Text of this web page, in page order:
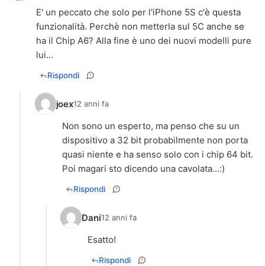
E' un peccato che solo per l'iPhone 5S c'è questa
funzionalità. Perchè non metterla sul 5C anche se
ha il Chip A6? Alla fine è uno dei nuovi modelli pure
lui...
Rispondi
joex12 anni fa
Non sono un esperto, ma penso che su un
dispositivo a 32 bit probabilmente non porta
quasi niente e ha senso solo con i chip 64 bit.
Poi magari sto dicendo una cavolata...:)
Rispondi
Dani12 anni fa
Esatto!
Rispondi